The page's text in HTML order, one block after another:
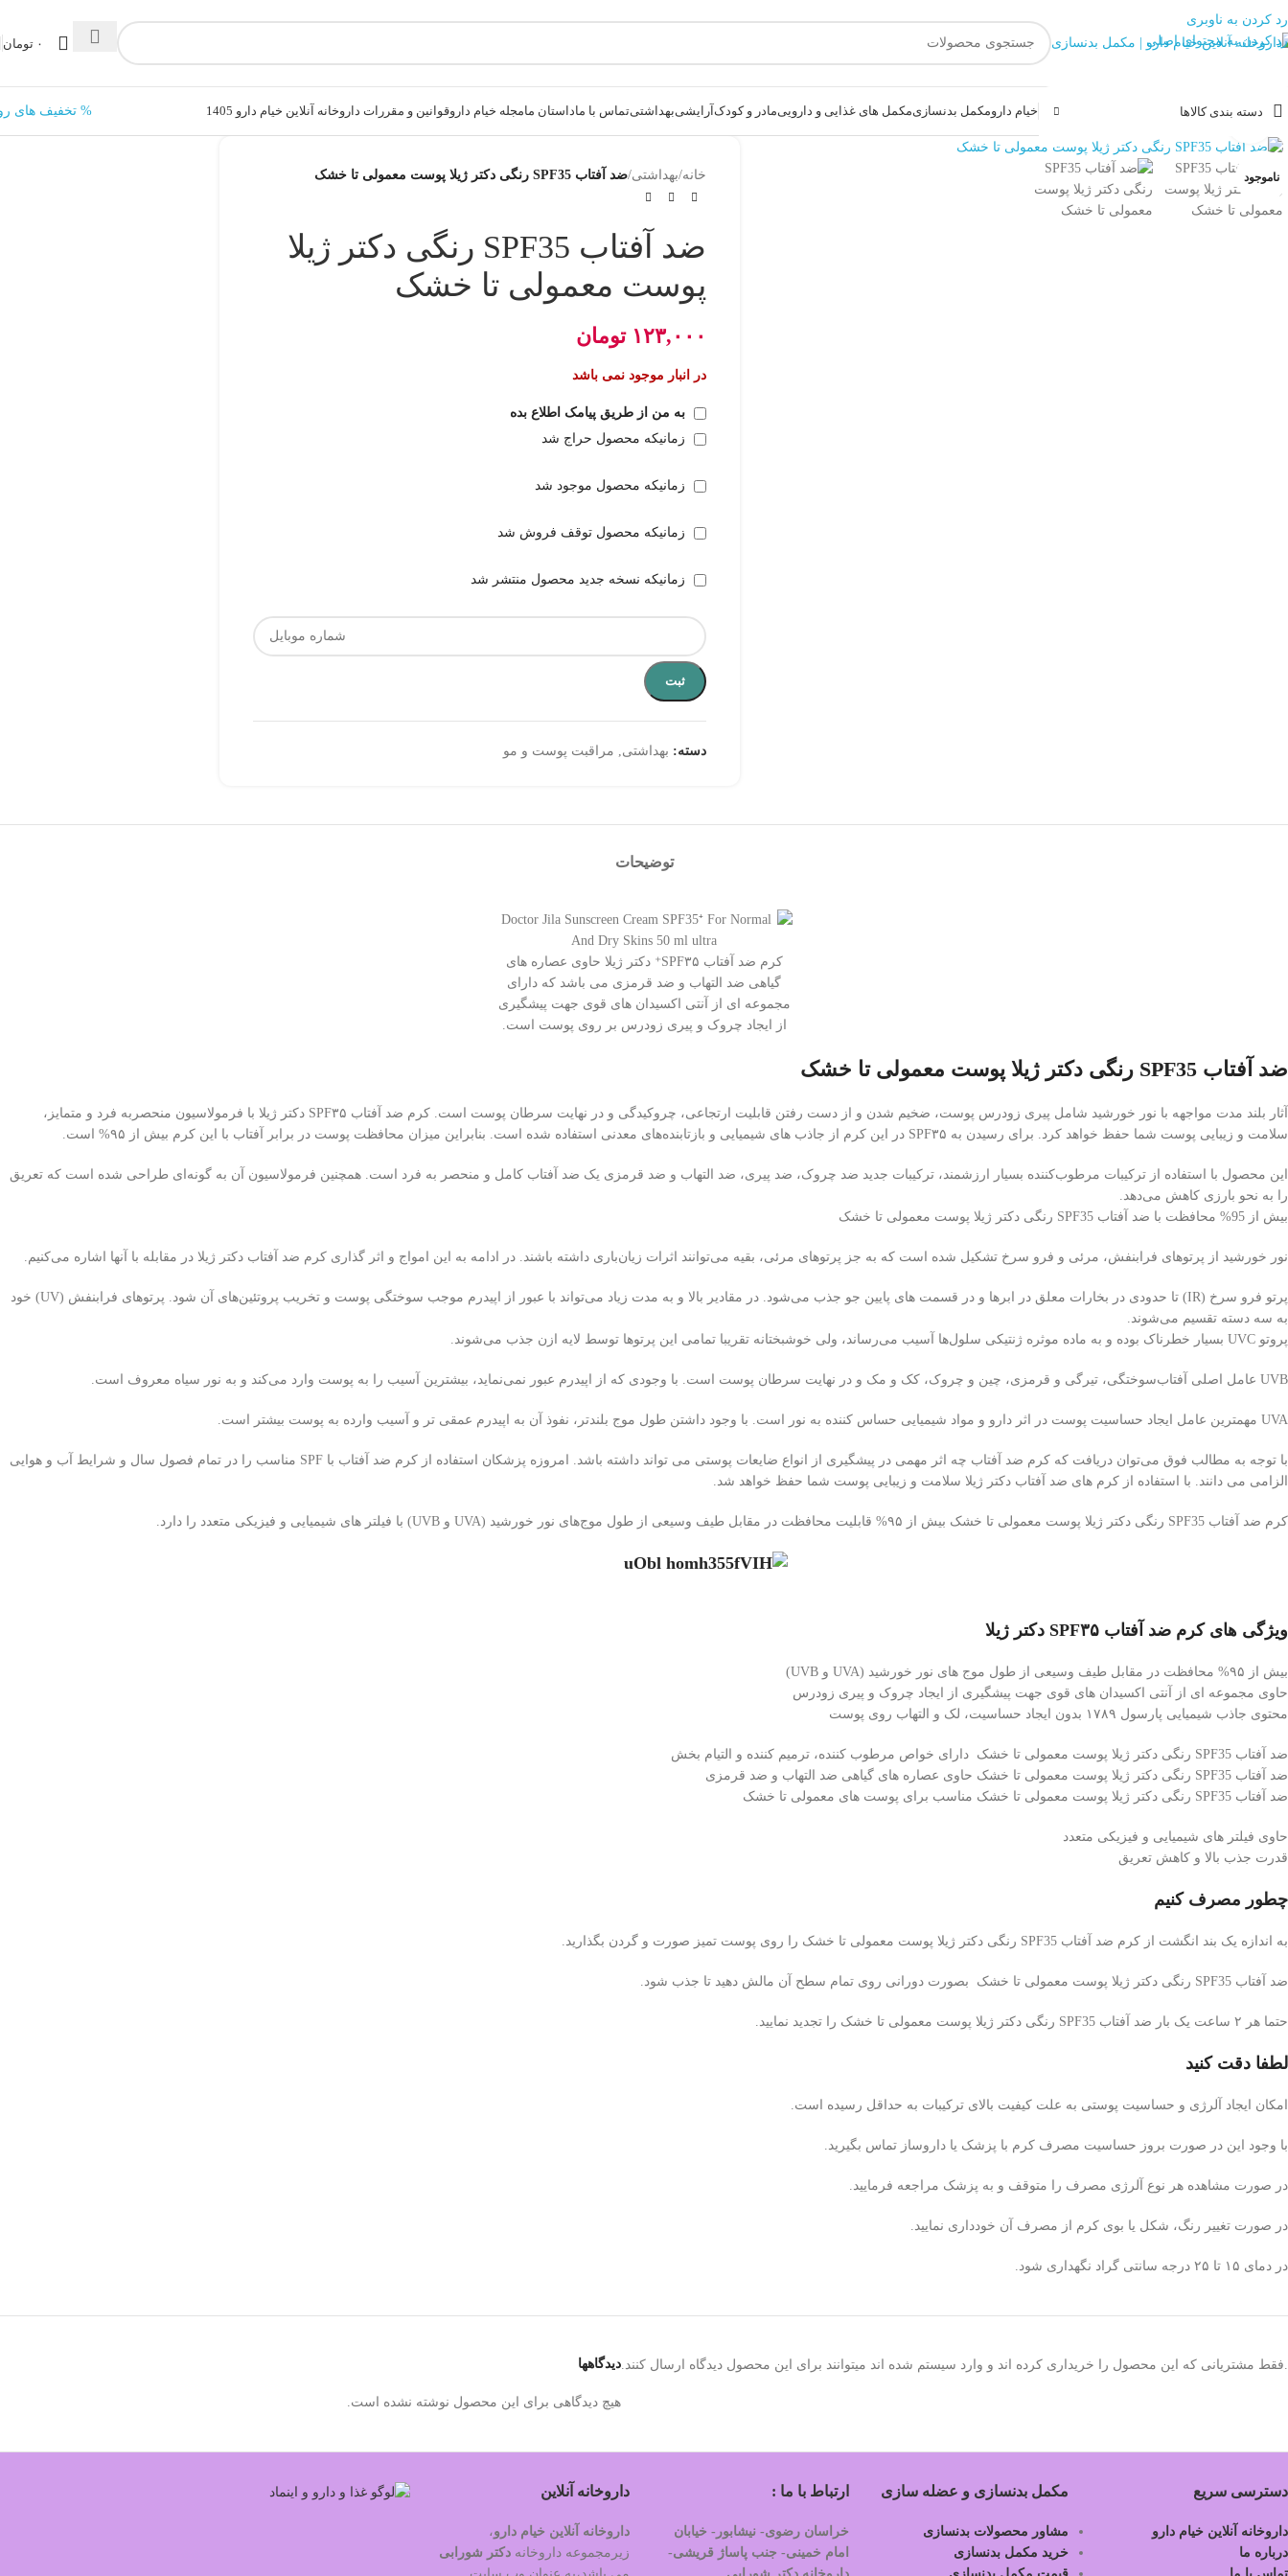
رد کردن به ناوبری
رد کردن به محتوای اصلی
۰ تومان
دسته بندی کالاها خیام دارومکمل بدنسازیمکمل های غذایی و داروییمادر و کودک آرایشیبهداشتیتماس با ماداستان مامجله خیام داروقوانین و مقررات داروخانه آنلاین خیام دارو 1405 % تخفیف های
ناموجود
بزرگنمایی تصویر
خانه/بهداشتی/ضد آفتاب SPF35 رنگی دکتر ژیلا پوست معمولی تا خشک
ضد آفتاب SPF35 رنگی دکتر ژیلا
پوست معمولی تا خشک
۱۲۳,۰۰۰ تومان
در انبار موجود نمی باشد
به من از طریق پیامک اطلاع بده
زمانیکه محصول حراج شد
زمانیکه محصول موجود شد
زمانیکه محصول توقف فروش شد
زمانیکه نسخه جدید محصول منتشر شد
ثبت
دسته: بهداشتی, مراقبت پوست و مو
توضیحات
کرم ضد آفتاب SPF۳۵⁺ دکتر ژیلا حاوی عصاره های
گیاهی ضد التهاب و ضد قرمزی می باشد که دارای
مجموعه ای از آنتی اکسیدان های قوی جهت پیشگیری
از ایجاد چروک و پیری زودرس بر روی پوست است.
ضد آفتاب SPF35 رنگی دکتر ژیلا پوست معمولی تا خشک
آثار بلند مدت مواجهه با نور خورشید شامل پیری زودرس پوست، ضخیم شدن و از دست رفتن قابلیت ارتجاعی، چروکیدگی و در نهایت سرطان پوست است. کرم ضد آفتاب SPF۳۵ دکتر ژیلا با فرمولاسیون منحصربه فرد و متمایز،
سلامت و زیبایی پوست شما حفظ خواهد کرد. برای رسیدن به SPF۳۵ در این کرم از جاذب های شیمیایی و بازتابنده‌های معدنی استفاده شده است. بنابراین میزان محافظت پوست در برابر آفتاب با این کرم بیش از ۹۵% است.
این محصول با استفاده از ترکیبات مرطوب‌کننده بسیار ارزشمند، ترکیبات جدید ضد چروک، ضد پیری، ضد التهاب و ضد قرمزی یک ضد آفتاب کامل و منحصر به فرد است. همچنین فرمولاسیون آن به گونه‌ای طراحی شده است که تعریق
را به نحو بارزی کاهش می‌دهد.
بیش از 95% محافظت با ضد آفتاب SPF35 رنگی دکتر ژیلا پوست معمولی تا خشک
نور خورشید از پرتوهای فرابنفش، مرئی و فرو سرخ تشکیل شده است که به جز پرتوهای مرئی، بقیه می‌توانند اثرات زیان‌باری داشته باشند. در ادامه به این امواج و اثر گذاری کرم ضد آفتاب دکتر ژیلا در مقابله با آنها اشاره می‌کنیم.
پرتو فرو سرخ (IR) تا حدودی در بخارات معلق در ابرها و در قسمت های پایین جو جذب می‌شود. در مقادیر بالا و به مدت زیاد می‌تواند با عبور از اپیدرم موجب سوختگی پوست و تخریب پروتئین‌های آن شود. پرتوهای فرابنفش (UV) خود
به سه دسته تقسیم می‌شوند.
پروتو UVC بسیار خطرناک بوده و به ماده موثره ژنتیکی سلول‌ها آسیب می‌رساند، ولی خوشبختانه تقریبا تمامی این پرتوها توسط لایه ازن جذب می‌شوند.
UVB عامل اصلی آفتاب‌سوختگی، تیرگی و قرمزی، چین و چروک، کک و مک و در نهایت سرطان پوست است. با وجودی که از اپیدرم عبور نمی‌نماید، بیشترین آسیب را به پوست وارد می‌کند و به نور سیاه معروف است.
UVA مهمترین عامل ایجاد حساسیت پوست در اثر دارو و مواد شیمیایی حساس کننده به نور است. با وجود داشتن طول موج بلندتر، نفوذ آن به اپیدرم عمقی تر و آسیب وارده به پوست بیشتر است.
با توجه به مطالب فوق می‌توان دریافت که کرم ضد آفتاب چه اثر مهمی در پیشگیری از انواع ضایعات پوستی می تواند داشته باشد. امروزه پزشکان استفاده از کرم ضد آفتاب با SPF مناسب را در تمام فصول سال و شرایط آب و هوایی
الزامی می دانند. با استفاده از کرم های ضد آفتاب دکتر ژیلا سلامت و زیبایی پوست شما حفظ خواهد شد.
کرم ضد آفتاب SPF35 رنگی دکتر ژیلا پوست معمولی تا خشک بیش از ۹۵% قابلیت محافظت در مقابل طیف وسیعی از طول موج‌های نور خورشید (UVA و UVB) با فیلتر های شیمیایی و فیزیکی متعدد را دارد.
ویژگی های کرم ضد آفتاب SPF۳۵ دکتر ژیلا
بیش از ۹۵% محافظت در مقابل طیف وسیعی از طول موج های نور خورشید (UVA و UVB)
حاوی مجموعه ای از آنتی اکسیدان های قوی جهت پیشگیری از ایجاد چروک و پیری زودرس
محتوی جاذب شیمیایی پارسول ۱۷۸۹ بدون ایجاد حساسیت، لک و التهاب روی پوست
ضد آفتاب SPF35 رنگی دکتر ژیلا پوست معمولی تا خشک دارای خواص مرطوب کننده، ترمیم کننده و التیام بخش
ضد آفتاب SPF35 رنگی دکتر ژیلا پوست معمولی تا خشک حاوی عصاره های گیاهی ضد التهاب و ضد قرمزی
ضد آفتاب SPF35 رنگی دکتر ژیلا پوست معمولی تا خشک مناسب برای پوست های معمولی تا خشک
حاوی فیلتر های شیمیایی و فیزیکی متعدد
قدرت جذب بالا و کاهش تعریق
چطور مصرف کنیم
به اندازه یک بند انگشت از کرم ضد آفتاب SPF35 رنگی دکتر ژیلا پوست معمولی تا خشک را روی پوست تمیز صورت و گردن بگذارید.
ضد آفتاب SPF35 رنگی دکتر ژیلا پوست معمولی تا خشک بصورت دورانی روی تمام سطح آن مالش دهید تا جذب شود.
حتما هر ۲ ساعت یک بار ضد آفتاب SPF35 رنگی دکتر ژیلا پوست معمولی تا خشک را تجدید نمایید.
لطفا دقت کنید
امکان ایجاد آلرژی و حساسیت پوستی به علت کیفیت بالای ترکیبات به حداقل رسیده است.
با وجود این در صورت بروز حساسیت مصرف کرم با پزشک یا داروساز تماس بگیرید.
در صورت مشاهده هر نوع آلرژی مصرف را متوقف و به پزشک مراجعه فرمایید.
در صورت تغییر رنگ، شکل یا بوی کرم از مصرف آن خودداری نمایید.
در دمای ۱۵ تا ۲۵ درجه سانتی گراد نگهداری شود.
دیدگاهها
هیچ دیدگاهی برای این محصول نوشته نشده است.
.فقط مشتریانی که این محصول را خریداری کرده اند و وارد سیستم شده اند میتوانند برای این محصول دیدگاه ارسال کنند.
دسترسی سریع
داروخانه آنلاین خیام دارو
درباره ما
مکمل بدنسازی و عضله سازی
مشاور محصولات بدنسازی
خرید مکمل بدنسازی
ارتباط با ما :
خراسان رضوی- نیشابور- خیابان
امام خمینی- جنب پاساژ قریشی-
داروخانه آنلاین
داروخانه آنلاین خیام دارو،
زیرمجموعه داروخانه دکتر شورابی